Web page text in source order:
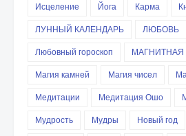
Исцеление
Йога Карма
ЛУННЫЙ КАЛЕНДАРЬ
ЛЮБОВЬ
Любовный гороскоп
МАГНИТНАЯ
Магия камней
Магия чисел
Медитации
Медитация Ошо
Мудрость
Мудры Новый год